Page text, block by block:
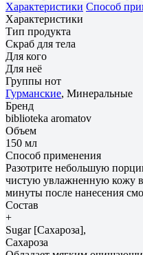
Характеристики Способ
Характеристики
Тип продукта
Скраб для тела
Для кого
Для неё
Группы нот
Гурманские, Минеральные
Бренд
biblioteka aromatov
Объем
150 мл
Способ применения
Разотрите небольшую
чистую увлажненную кожу
минуты после нанесения
Состав
+
Sugar [Сахароза],
Сахароза